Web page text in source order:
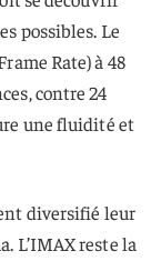
possibles. Le
Rate) à 48
contre 24
une fluidité et
diversifié leur
L’IMAX reste la